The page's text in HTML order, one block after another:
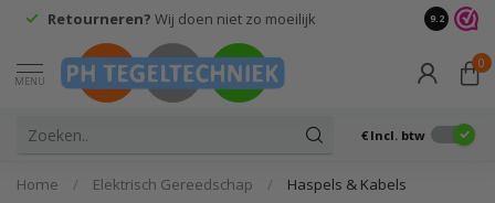
Retourneren? Wij doen niet zo moeilijk 9.2
MENU
0
€ Incl. btw
Home / Elektrisch Gereedschap / Haspels & Kabels